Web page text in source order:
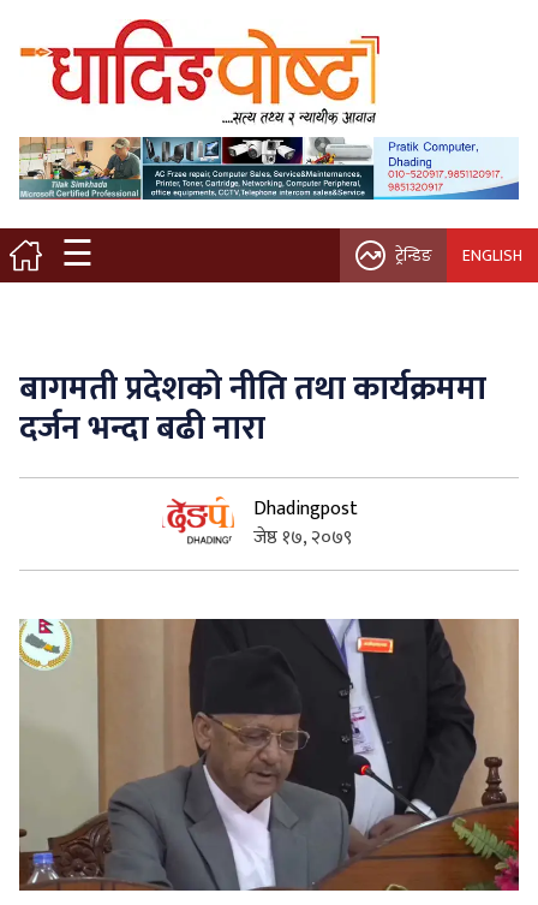
☰
मुख्य पृष्ठ
स्थानीय समाचार
विचार / ब्लग
नगर/गाउँ पालिका
कृषि/सहकारी
साहित्य / संस्कृति
सुचनाहरु
स्वास्थ्य
ट्रेन्डिङ ENGLISH
बागमती प्रदेशको नीति तथा कार्यक्रममा
दर्जन भन्दा बढी नारा
Dhadingpost
जेष्ठ १७, २०७९